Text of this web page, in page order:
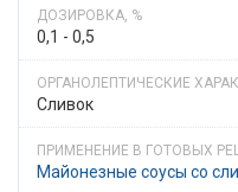
0,1 - 0,5
Сливок
Майонезные соусы со